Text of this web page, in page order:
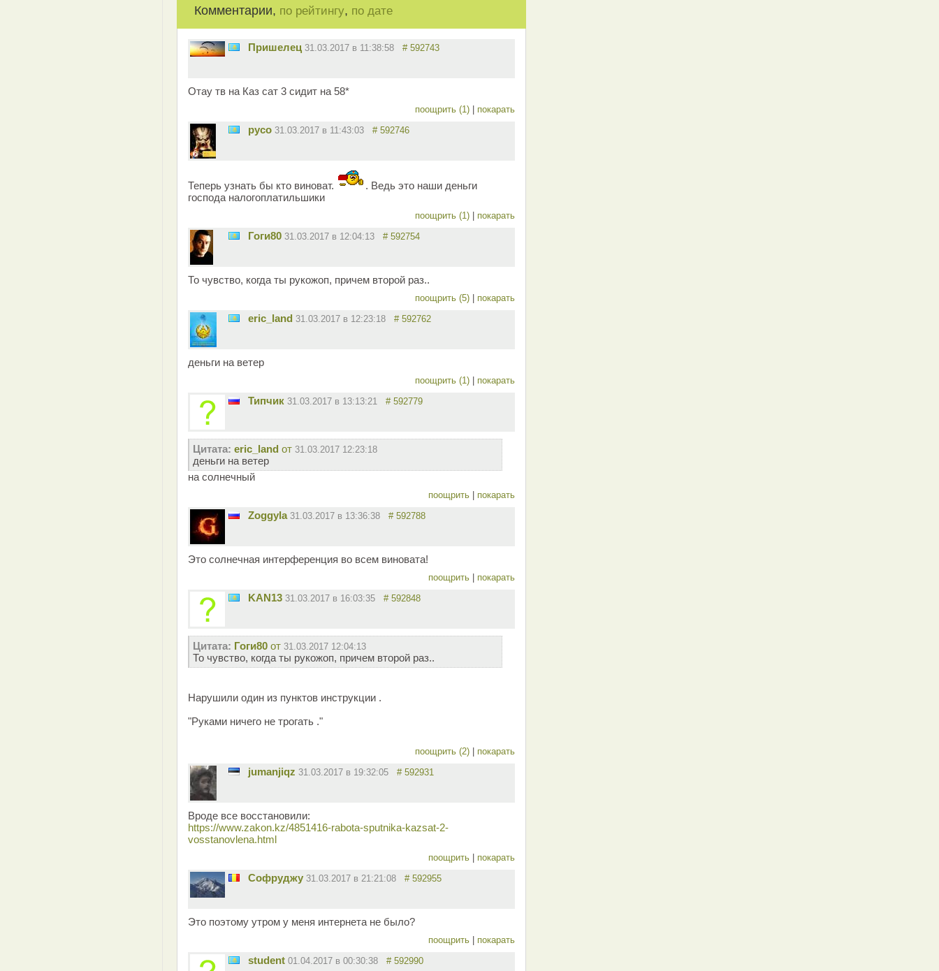
Комментарии, по рейтингу, по дате
Пришелец 31.03.2017 в 11:38:58 # 592743
Отау тв на Каз сат 3 сидит на 58*
поощрить (1) покарать
русо 31.03.2017 в 11:43:03 # 592746
Теперь узнать бы кто виноват.
. Ведь это наши деньги
господа налогоплатильшики
поощрить (1) покарать
Гоги80 31.03.2017 в 12:04:13 # 592754
То чувство, когда ты рукожоп, причем второй раз..
поощрить (5) покарать
eric_land 31.03.2017 в 12:23:18 # 592762
деньги на ветер
поощрить (1) покарать
Типчик 31.03.2017 в 13:13:21 # 592779
Цитата: eric_land от 31.03.2017 12:23:18
деньги на ветер
на солнечный
поощрить покарать
Zoggyla 31.03.2017 в 13:36:38 # 592788
Это солнечная интерференция во всем виновата!
поощрить покарать
KAN13 31.03.2017 в 16:03:35 # 592848
Цитата: Гоги80 от 31.03.2017 12:04:13
То чувство, когда ты рукожоп, причем второй раз..
Нарушили один из пунктов инструкции .
"Руками ничего не трогать ."
поощрить (2) покарать
jumanjiqz 31.03.2017 в 19:32:05 # 592931
Вроде все восстановили:
https://www.zakon.kz/4851416-rabota-sputnika-kazsat-2-
vosstanovlena.html
поощрить покарать
Софруджу 31.03.2017 в 21:21:08 # 592955
Это поэтому утром у меня интернета не было?
поощрить покарать
student 01.04.2017 в 00:30:38 # 592990